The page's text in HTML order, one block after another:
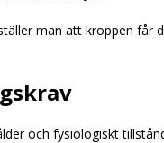
man att kroppen får
och fysiologiskt